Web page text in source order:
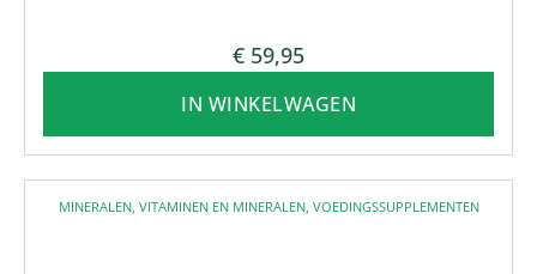
€ 59,95
IN WINKELWAGEN
MINERALEN, VITAMINEN EN MINERALEN, VOEDINGSSUPPLEMENTEN